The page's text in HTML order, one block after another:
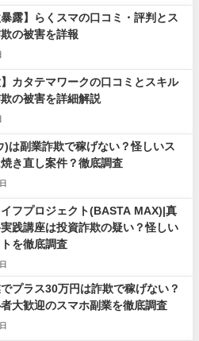
暴露】らくスマの口コミ・評判とス
の被害を詳報
】カタテマワークの口コミとスキル
の被害を詳細解説
)は副業詐欺で稼げない？怪しいス
き直し案件？徹底調査
フプロジェクト(BASTA MAX)|真
践講座は投資詐欺の疑い？怪しい
を徹底調査
プラス30万円は詐欺で稼げない？
大歓迎のスマホ副業を徹底調査